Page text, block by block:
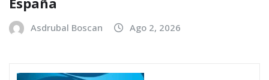
Asdrubal Boscan Ago 2, 2026